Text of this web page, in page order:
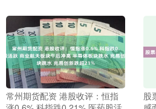
常州期货配资 港股收评：恒指
股